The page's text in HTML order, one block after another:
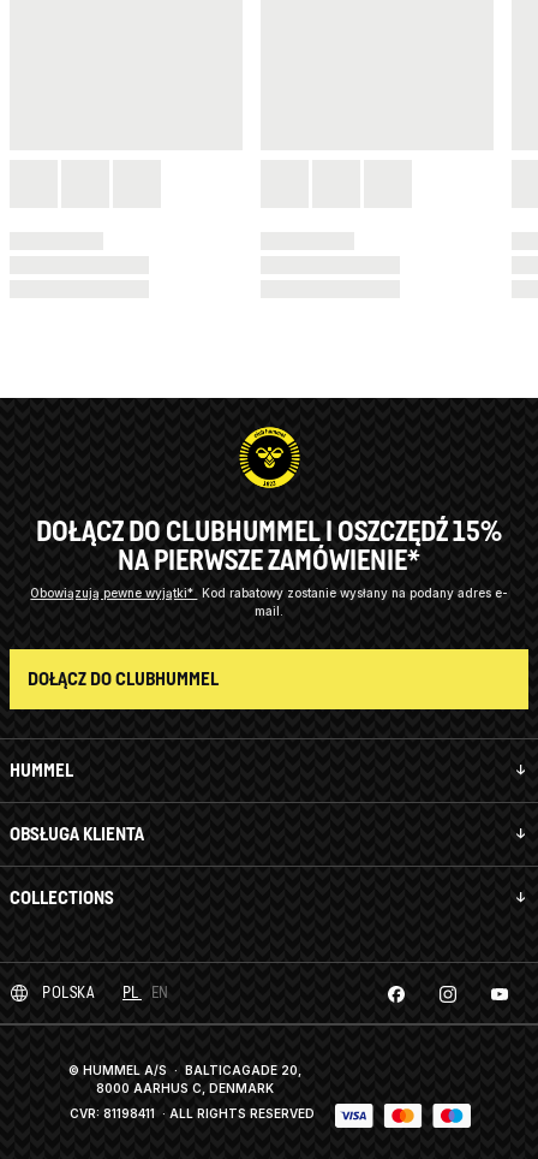
HUMMEL
OBSŁUGA KLIENTA
COLLECTIONS
DOŁĄCZ DO CLUBHUMMEL I OSZCZĘDŹ 15%
NA PIERWSZE ZAMÓWIENIE*
Obowiązują pewne wyjątki* Kod rabatowy zostanie wysłany na podany adres e-
mail.
DOŁĄCZ DO CLUBHUMMEL
POLSKA PL EN
© HUMMEL A/S · BALTICAGADE 20,
8000 AARHUS C, DENMARK
CVR: 81198411 · ALL RIGHTS RESERVED